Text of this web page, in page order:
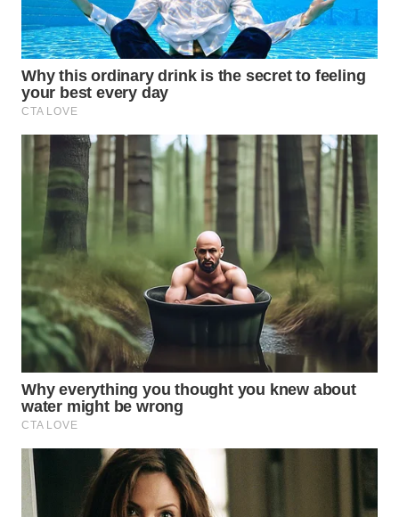
WN
LIKUPANG
WN
LABUANBAJO
BORNEO
Wahana
Media
WAHANA
NEWS
WAHANA
WAHANA
ADVOKAT
INFRASTRUKTUR